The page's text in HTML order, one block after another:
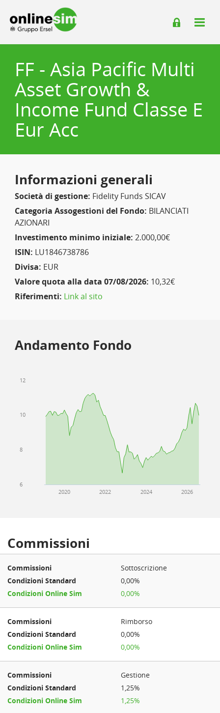
FF - Asia Pacific Multi
Asset Growth &
Income Fund Classe E
Eur Acc
Informazioni generali
Società di gestione: Fidelity Funds SICAV
Categoria Assogestioni del Fondo: BILANCIATI
AZIONARI
Investimento minimo iniziale: 2.000,00€
ISIN: LU1846738786
Divisa: EUR
Valore quota alla data 07/08/2026: 10,32€
Riferimenti: Link al sito
Andamento Fondo
2020 2022 2024 2026
6
8
10
12
Commissioni
Sottoscrizione
0,00%
0,00%
Rimborso
0,00%
0,00%
Gestione
1,25%
1,25%